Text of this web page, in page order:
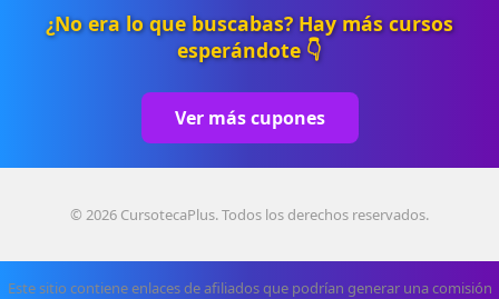
¿No era lo que buscabas? Hay más cursos
esperándote 👇
Ver más cupones
© 2026 CursotecaPlus. Todos los derechos reservados.
Este sitio contiene enlaces de afiliados que podrían generar una comisión